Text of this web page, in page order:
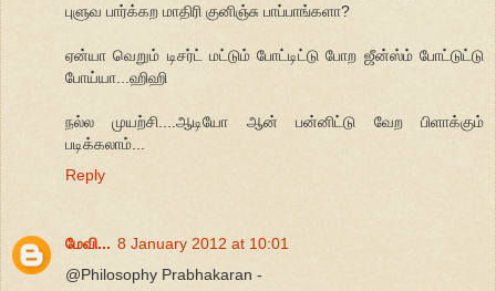
புளுவ பார்க்கற மாதிரி குனிஞ்சு பாப்பாங்களா?
ஏன்யா வெறும் டிசர்ட் மட்டும் போட்டிட்டு போற ஜீன்ஸ்ம் போட்டுட்டு
போய்யா...ஹிஹி
நல்ல முயற்சி....ஆடியோ ஆன் பன்னிட்டு வேற பிளாக்கும்
படிக்கலாம்...
Reply
மேவி... 8 January 2012 at 10:01
@Philosophy Prabhakaran -